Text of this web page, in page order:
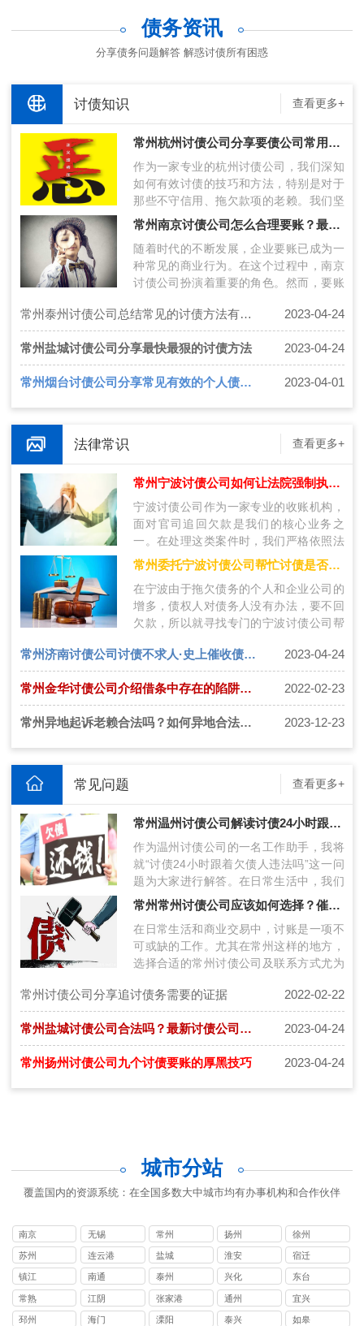
债务资讯
分享债务问题解答 解惑讨债所有困惑
讨债知识 查看更多+
常州杭州讨债公司分享要债公司常用讨债方法
作为一家专业的杭州讨债公司，我们深知
如何有效讨债的技巧和方法，特别是对于
那些不守信用、拖欠款项的老赖。我们坚
持以合法方式进行追债，以实现客户的收
账…
常州南京讨债公司怎么合理要账？最新要账技术分享！
随着时代的不断发展，企业要账已成为一
种常见的商业行为。在这个过程中，南京
讨债公司扮演着重要的角色。然而，要账
评…
常州泰州讨债公司总结常见的讨债方法有哪些? 2023-04-24
常州盐城讨债公司分享最快最狠的讨债方法 2023-04-24
常州烟台讨债公司分享常见有效的个人债务追讨手段有哪些 2023-04-01
法律常识 查看更多+
常州宁波讨债公司如何让法院强制执行追回欠款
宁波讨债公司作为一家专业的收账机构，
面对官司追回欠款是我们的核心业务之
一。在处理这类案件时，我们严格依照法
律规定，采取相应措施，通过法院的强制
执行…
常州委托宁波讨债公司帮忙讨债是否合法
在宁波由于拖欠债务的个人和企业公司的
增多，债权人对债务人没有办法，要不回
欠款，所以就寻找专门的宁波讨债公司帮
的…
常州济南讨债公司讨债不求人·史上催收债务方法大全 2023-04-24
常州金华讨债公司介绍借条中存在的陷阱有哪些？ 2022-02-23
常州异地起诉老赖合法吗？如何异地合法追债 2023-12-23
常见问题 查看更多+
常州温州讨债公司解读讨债24小时跟着欠债人违法吗
作为温州讨债公司的一名工作助手，我将
就“讨债24小时跟着欠债人违法吗”这一问
题为大家进行解答。在日常生活中，我们
经常会遭遇欠债不还的情况，这让很多
人…
常州常州讨债公司应该如何选择？催债公司联系方式获得技巧
在日常生活和商业交易中，讨账是一项不
可或缺的工作。尤其在常州这样的地方，
选择合适的常州讨债公司及联系方式尤为
选…
常州讨债公司分享追讨债务需要的证据 2022-02-22
常州盐城讨债公司合法吗？最新讨债公司收费详细标准 2023-04-24
常州扬州讨债公司九个讨债要账的厚黑技巧 2023-04-24
城市分站
覆盖国内的资源系统：在全国多数大中城市均有办事机构和合作伙伴
南京 无锡 常州 扬州 徐州
苏州 连云港 盐城 淮安 宿迁
镇江 南通 泰州 兴化 东台
常熟 江阴 张家港 通州 宜兴
邳州 海门 溧阳 泰兴 如皋